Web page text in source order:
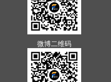
微博二维码